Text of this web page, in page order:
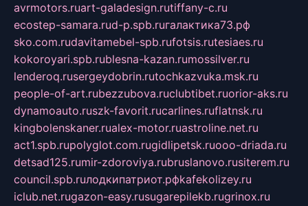
avrmotors.ruart-galadesign.rutiffany-c.ru
ecostep-samara.rud-p.spb.ruгалактика73.рф
sko.com.rudavitamebel-spb.rufotsis.rutesiaes.ru
kokoroyari.spb.rublesna-kazan.rumossilver.ru
lenderoq.rusergeydobrin.rutochkazvuka.msk.ru
people-of-art.rubezzubova.ruclubtibet.ruorior-aks.ru
dynamoauto.ruszk-favorit.rucarlines.ruflatnsk.ru
kingbolenskaner.rualex-motor.ruastroline.net.ru
act1.spb.rupolyglot.com.rugidlipetsk.ruooo-driada.ru
detsad125.rumir-zdoroviya.rubruslanovo.rusiterem.ru
council.spb.ruлодкипатриот.рфkafekolizey.ru
iclub.net.rugazon-easy.rusugarepilekb.rugrinox.ru